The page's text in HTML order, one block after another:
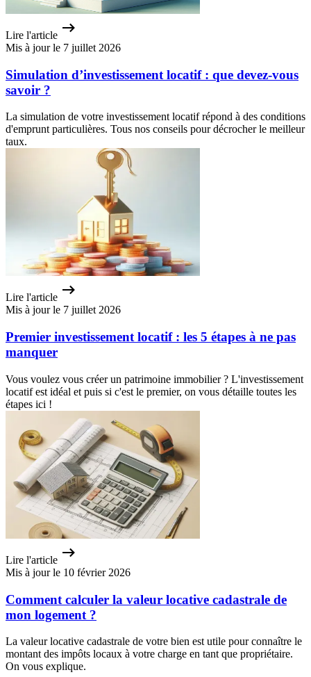
Lire l'article
Mis à jour le 7 juillet 2026
Simulation d’investissement locatif : que devez-vous
savoir ?
La simulation de votre investissement locatif répond à des conditions
d'emprunt particulières. Tous nos conseils pour décrocher le meilleur
taux.
Lire l'article
Mis à jour le 7 juillet 2026
Premier investissement locatif : les 5 étapes à ne pas
manquer
Vous voulez vous créer un patrimoine immobilier ? L'investissement
locatif est idéal et puis si c'est le premier, on vous détaille toutes les
étapes ici !
Lire l'article
Mis à jour le 10 février 2026
Comment calculer la valeur locative cadastrale de
mon logement ?
La valeur locative cadastrale de votre bien est utile pour connaître le
montant des impôts locaux à votre charge en tant que propriétaire.
On vous explique.